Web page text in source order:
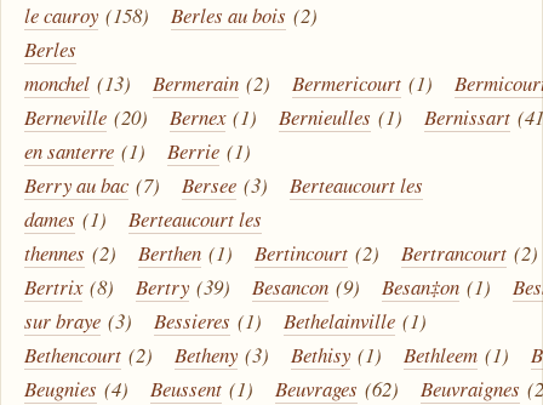
le cauroy (158) Berles au bois (2)
Berles
monchel (13) Bermerain (2) Bermericourt (1)
Berneville (20) Bernex (1) Bernieulles (1) Bernissart
en santerre (1) Berrie (1)
Berry au bac (7) Bersee (3)
Berteaucourt les
dames (1)
Berteaucourt les
thennes (2) Berthen (1) Bertincourt (2) Bertrancourt (2)
Bertrix (8) Bertry (39) Besancon (9) Besan‡on (1)
sur braye (3) Bessieres (1) Bethelainville (1)
Bethencourt (2) Betheny (3) Bethisy (1) Bethleem (1)
Beugnies (4) Beussent (1) Beuvrages (62) Beuvraignes